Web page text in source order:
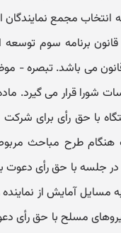
ماده (۷۱) تنفیذی قانون
ایران موضوع ماده (۸۳) قانون
با حق رأی برای
هنگام طرح مباحث
آمایش از نماینده